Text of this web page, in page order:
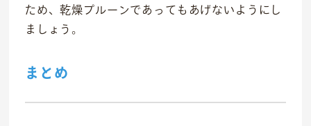
ため、乾燥プルーンであってもあげないようにし
ましょう。
まとめ